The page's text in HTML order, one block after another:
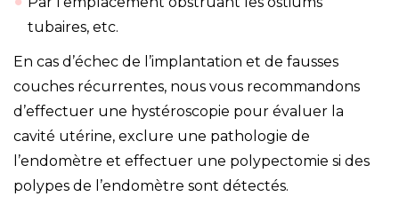
tubaires, etc.
En cas d’échec de l’implantation et de fausses
couches récurrentes, nous vous recommandons
d’effectuer une hystéroscopie pour évaluer la
cavité utérine, exclure une pathologie de
l’endomètre et effectuer une polypectomie si des
polypes de l’endomètre sont détectés.